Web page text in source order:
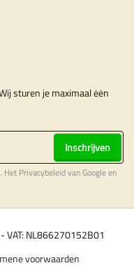
sturen je maximaal ėėn
Inschrijven
Het Privacybeleidvan Google en
VAT: NL866270152B01
voorwaarden